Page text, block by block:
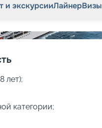
и экскурсииЛайнерВизы
лет);
категории;